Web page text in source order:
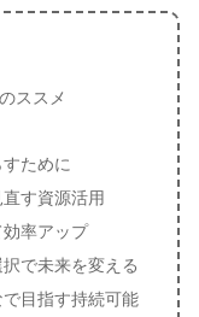
ススメ
ために
す資源活用
率アップ
で未来を変える
目指す持続可能